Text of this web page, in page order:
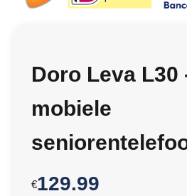
Doro Leva L30
mobiele
€129.99